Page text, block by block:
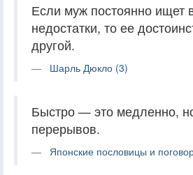
Если муж постоянно ищет
недостатки, то ее
другой.
Шарль Дюкло (3)
Быстро — это медленно,
перерывов.
Японские пословицы и